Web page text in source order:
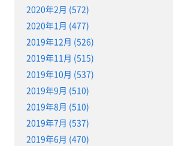
2020年2月 (572)
2020年1月 (477)
2019年12月 (526)
2019年11月 (515)
2019年10月 (537)
2019年9月 (510)
2019年8月 (510)
2019年7月 (537)
2019年6月 (470)